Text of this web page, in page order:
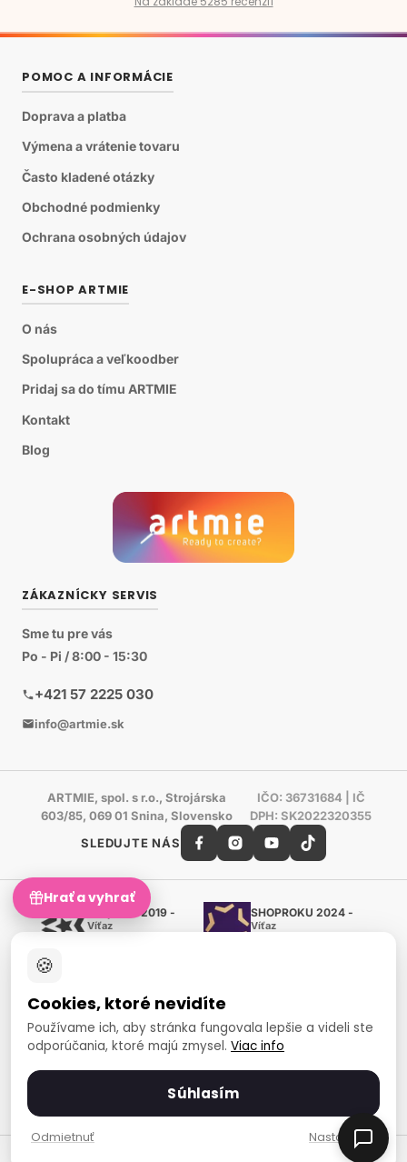
POMOC A INFORMÁCIE
Doprava a platba
Výmena a vrátenie tovaru
Často kladené otázky
Obchodné podmienky
Ochrana osobných údajov
E-SHOP ARTMIE
O nás
Spolupráca a veľkoodber
Pridaj sa do tímu ARTMIE
Kontakt
Blog
ZÁKAZNÍCKY SERVIS
Sme tu pre vás
Po - Pi / 8:00 - 15:30
+421 57 2225 030
info@artmie.sk
ARTMIE, spol. s r.o., Strojárska
603/85, 069 01 Snina, Slovensko
IČO: 36731684 | IČ
DPH: SK2022320355
SLEDUJTE NÁS
Shoproku 2019 -
Víťaz
SHOPROKU 2024 -
Víťaz
European Art Awards
Organizátor medzinárodnej
súťaže
Európsky sociálny fond
Zamestnanosť a sociálna
🍪
Cookies, ktoré nevidíte
Používame ich, aby stránka fungovala lepšie a videli ste
odporúčania, ktoré majú zmysel. Viac info
Súhlasím
Odmietnuť Nastavenia
Hrať a vyhrať